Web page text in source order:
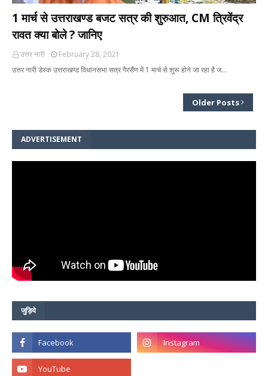
1 मार्च से उत्तराखण्ड बजट सत्र की शुरुआत, CM त्रिवेंद्र
रावत क्या बोले ? जानिए
उत्तर नारी
February 28, 2021
उत्तर नारी डेस्क उत्तराखण्ड विधानसभा सत्र गैरसैंण में 1 मार्च से शुरू होने जा रहा है ज…
Older Posts
ADVERTISEMENT
जुड़िये